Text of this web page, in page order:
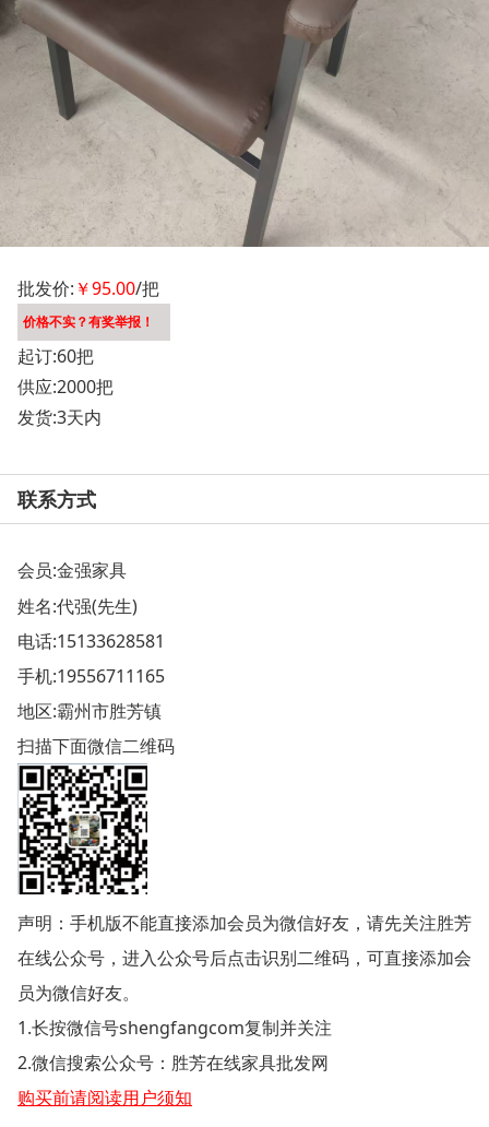
批发价: ￥95.00/把
价格不实？有奖举报！
起订:60把
供应:2000把
发货:3天内
联系方式
会员:金强家具
姓名:代强(先生)
电话:15133628581
手机:19556711165
地区:霸州市胜芳镇
扫描下面微信二维码
声明：手机版不能直接添加会员为微信好友，请先关注胜芳
在线公众号，进入公众号后点击识别二维码，可直接添加会
员为微信好友。
1.长按微信号shengfangcom复制并关注
2.微信搜索公众号：胜芳在线家具批发网
购买前请阅读用户须知